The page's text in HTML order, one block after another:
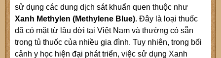
sử dụng các dung dịch sát khuẩn quen thuộc như
Xanh Methylen (Methylene Blue). Đây là loại thuốc
đã có mặt từ lâu đời tại Việt Nam và thường có sẵn
trong tủ thuốc của nhiều gia đình. Tuy nhiên, trong bối
cảnh y học hiện đại phát triển, việc sử dụng Xanh